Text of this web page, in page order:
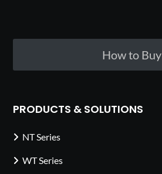
How to Buy
PRODUCTS & SOLUTIONS
NT Series
WT Series